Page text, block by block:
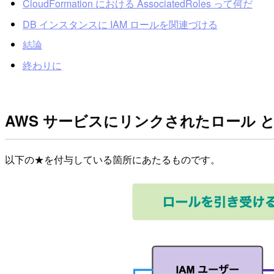
CloudFormation における AssociatedRoles って何だ
DB インスタンスに IAM ロールを関連づける
結論
終わりに
AWS サービスにリンクされたロール
以下の★を付与している箇所にあたるものです。